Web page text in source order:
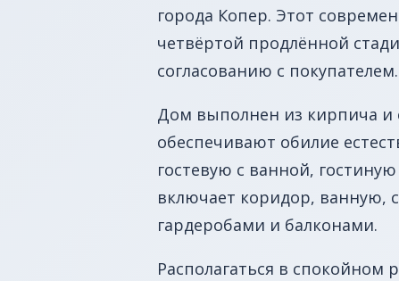
города Копер. Этот
четвёртой продлённой
согласованию с покупателем.
Дом выполнен из кирпича и
обеспечивают обилие
гостевую с ванной,
включает коридор, ванную,
гардеробами и балконами.
Располагаться в